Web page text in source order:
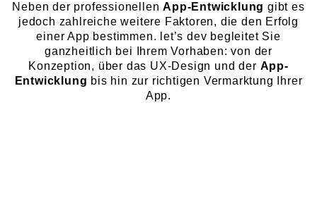
Neben der professionellenApp-Entwicklung gibt es
jedoch zahlreiche weitere Faktoren, die den Erfolg
einer App bestimmen. let’s dev begleitet Sie
ganzheitlich bei Ihrem Vorhaben: von der
Konzeption, über das UX-Design und der App-
Entwicklung bis hin zur richtigen Vermarktung Ihrer
App.